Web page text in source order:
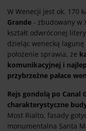
W Wenecji jest ok. 170
Grande - zbudowany w
kształt odwróconej
dzieląc wenecką lagunę
położenie sprawia, że
komunikacyjnej i
przybrzeżne pałace
Rejs gondolą po Canal
charakterystyczne
Most Rialto, fasady
monumentalna Santa